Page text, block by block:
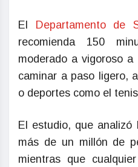
El
Departamento de
recomienda 150
moderado a vigoroso
caminar a paso ligero,
o deportes como el
El estudio, que
más de un millón de
mientras que